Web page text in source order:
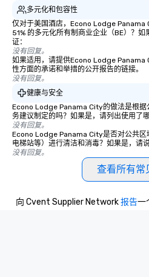
多元化和包容性
仅对于美国酒店，Econo Lodge Panama
51% 的多元化所有制商业企业（BE）？
证：
没有回复。
如果适用，请提供Econo Lodge Panama
性方面的承诺和举措的公开报告的链接。
没有回复。
健康与安全
Econo Lodge Panama City的做法是根据
务建议制定的吗？如果是，请列出使用了
没有回复。
Econo Lodge Panama City是否对公共区
电梯站等）进行清洁和消毒？如果是，请
没有回复。
查看所有常
向 Cvent Supplier Network报告一